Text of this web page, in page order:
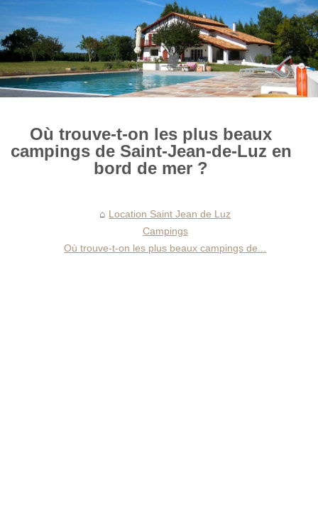
Où trouve-t-on les plus beaux
campings de Saint-Jean-de-Luz en
bord de mer ?
Location Saint Jean de Luz
Campings
Où trouve-t-on les plus beaux campings de...